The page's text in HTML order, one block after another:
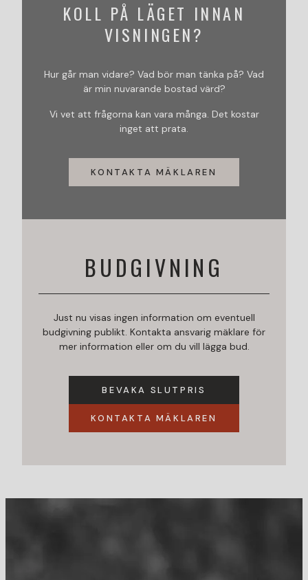
KOLL PÅ LÄGET INNAN
VISNINGEN?
Hur går man vidare? Vad bör man tänka på? Vad
är min nuvarande bostad värd?
Vi vet att frågorna kan vara många. Det kostar
inget att prata.
KONTAKTA MÄKLAREN
BUDGIVNING
Just nu visas ingen information om eventuell
budgivning publikt. Kontakta ansvarig mäklare för
mer information eller om du vill lägga bud.
BEVAKA SLUTPRIS
KONTAKTA MÄKLAREN